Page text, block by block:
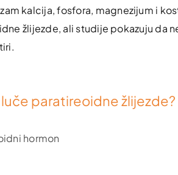
kalcija, fosfora, magnezijum i
žlijezde, ali studije pokazuju da
paratireoidne žlijezde?
hormon